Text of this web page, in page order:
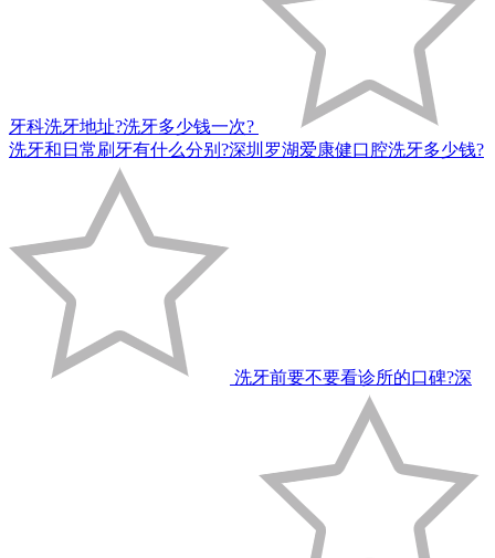
牙科洗牙地址?洗牙多少钱一次?
洗牙和日常刷牙有什么分别?深圳罗湖爱康健口腔洗牙多少钱?
洗牙前要不要看诊所的口碑?深